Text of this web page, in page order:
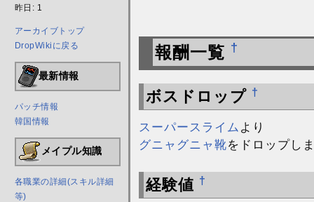
昨日: 1
アーカイブトップ
DropWikiに戻る
最新情報
パッチ情報
韓国情報
メイプル知識
各職業の詳細(スキル詳細
等)
報酬一覧 †
ボスドロップ †
スーパースライム より
グニャグニャ靴をドロップし
経験値 †